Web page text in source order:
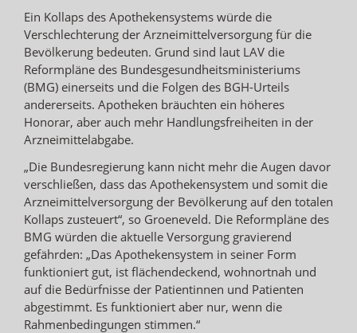
Ein Kollaps des Apothekensystems würde die
Verschlechterung der Arzneimittelversorgung für die
Bevölkerung bedeuten. Grund sind laut LAV die
Reformpläne des Bundesgesundheitsministeriums
(BMG) einerseits und die Folgen des BGH-Urteils
andererseits. Apotheken bräuchten ein höheres
Honorar, aber auch mehr Handlungsfreiheiten in der
Arzneimittelabgabe.
„Die Bundesregierung kann nicht mehr die Augen davor
verschließen, dass das Apothekensystem und somit die
Arzneimittelversorgung der Bevölkerung auf den totalen
Kollaps zusteuert“, so Groeneveld. Die Reformpläne des
BMG würden die aktuelle Versorgung gravierend
gefährden: „Das Apothekensystem in seiner Form
funktioniert gut, ist flächendeckend, wohnortnah und
auf die Bedürfnisse der Patientinnen und Patienten
abgestimmt. Es funktioniert aber nur, wenn die
Rahmenbedingungen stimmen.“